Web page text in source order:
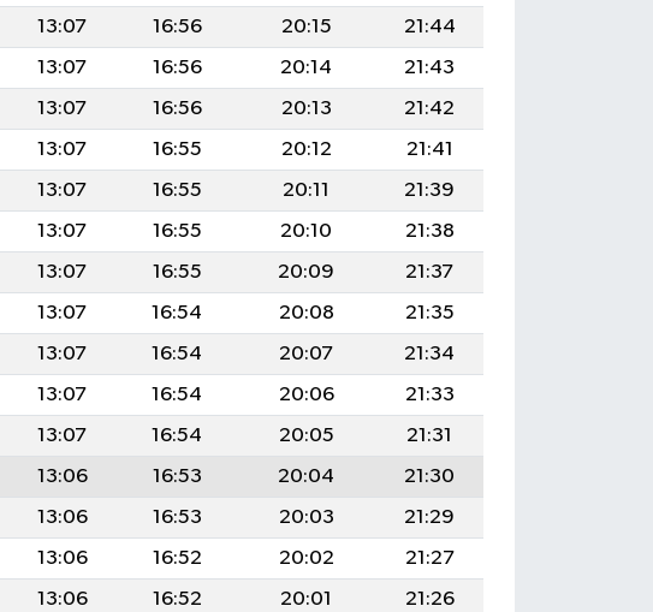
13:07 16:56 20:15
21:44
13:07 16:56 20:14
21:43
13:07 16:56 20:13
21:42
13:07 16:55 20:12
21:41
13:07 16:55 20:11
21:39
13:07 16:55 20:10
21:38
13:07 16:55 20:09
21:37
13:07 16:54 20:08
21:35
13:07 16:54 20:07
21:34
13:07 16:54 20:06
21:33
13:07 16:54 20:05
21:31
13:06 16:53 20:04
21:30
13:06 16:53 20:03
21:29
13:06 16:52 20:02
21:27
13:06 16:52 20:01
21:26